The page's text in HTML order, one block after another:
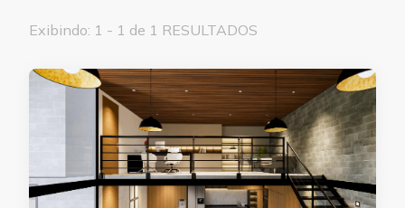
Exibindo: 1 - 1 de 1 RESULTADOS